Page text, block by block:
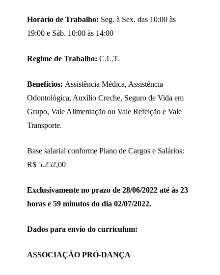
Horário de Trabalho: Seg. à Sex. das 10:00 às
19:00 e Sáb. 10:00 às 14:00
Regime de Trabalho: C.L.T.
Benefícios: Assistência Médica, Assistência
Odontológica, Auxílio Creche, Seguro de Vida em
Grupo, Vale Alimentação ou Vale Refeição e Vale
Transporte.
Base salarial conforme Plano de Cargos e Salários:
R$ 5.252,00
Exclusivamente no prazo de 28/06/2022 até às 23
horas e 59 minutos do dia 02/07/2022.
Dados para envio do curriculum:
ASSOCIAÇÃO PRÓ-DANÇA